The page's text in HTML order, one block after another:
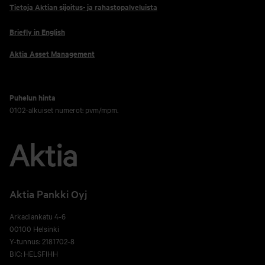
Tietoja Aktian sijoitus- ja rahastopalveluista
Briefly in English
Aktia Asset Management
Puhelun hinta
0102-alkuiset numerot: pvm/mpm.
Aktia Pankki Oyj
Arkadiankatu 4-6
00100 Helsinki
Y-tunnus: 2181702-8
BIC: HELSFIHH